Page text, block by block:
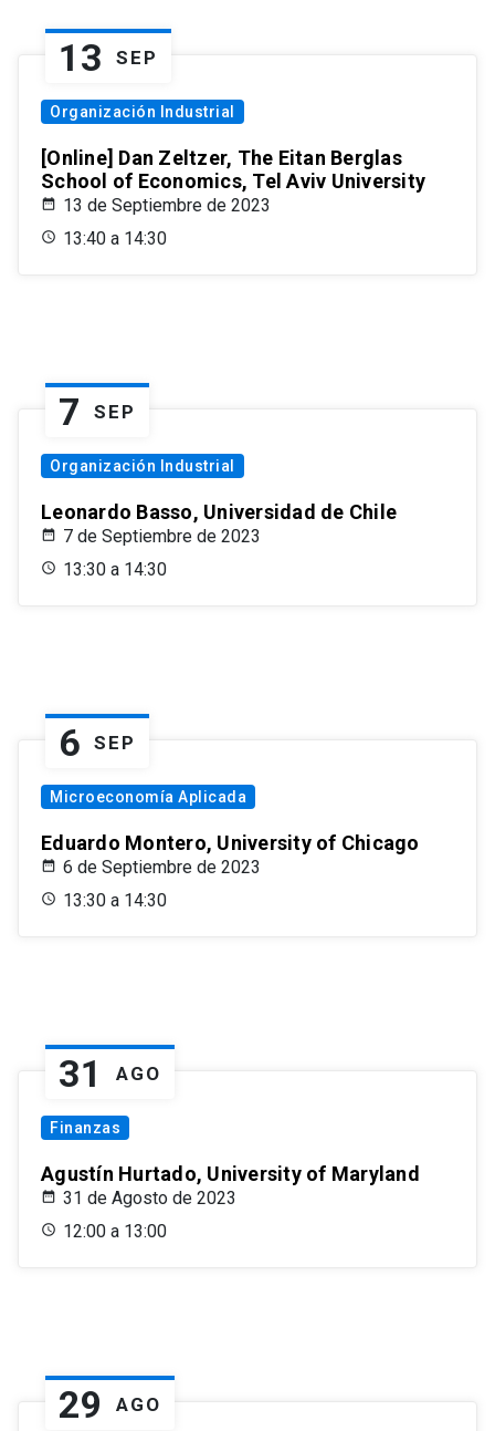
13 SEP
Organización Industrial
[Online] Dan Zeltzer, The Eitan Berglas
School of Economics, Tel Aviv University
13 de Septiembre de 2023
13:40 a 14:30
7 SEP
Organización Industrial
Leonardo Basso, Universidad de Chile
7 de Septiembre de 2023
13:30 a 14:30
6 SEP
Microeconomía Aplicada
Eduardo Montero, University of Chicago
6 de Septiembre de 2023
13:30 a 14:30
31 AGO
Finanzas
Agustín Hurtado, University of Maryland
31 de Agosto de 2023
12:00 a 13:00
29 AGO